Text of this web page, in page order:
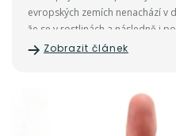
evropských zemích nenachází v
že se v rostlinách a následně i
nepatrné množství.
Zobrazit článek